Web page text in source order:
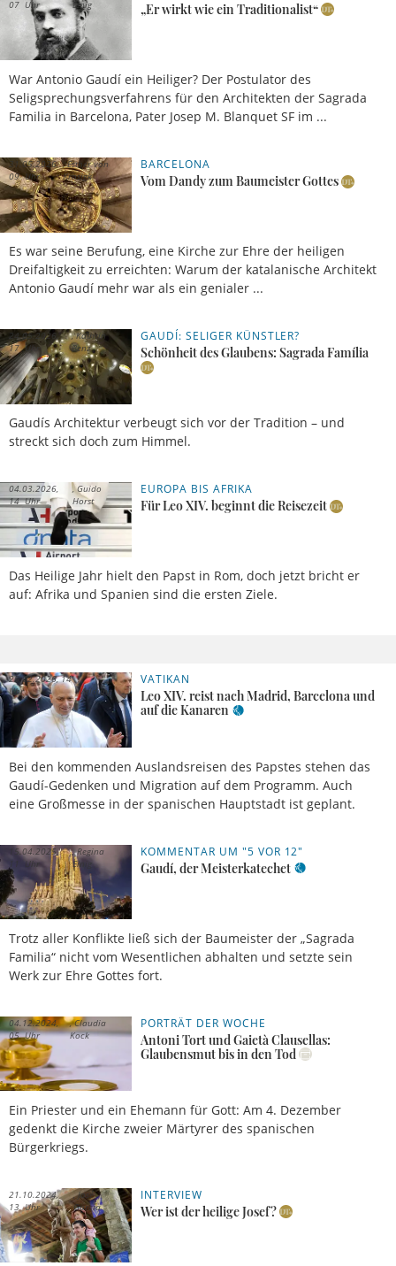
„Er wirkt wie ein Traditionalist“
War Antonio Gaudí ein Heiliger? Der Postulator des
Seligsprechungsverfahrens für den Architekten der Sagrada
Familia in Barcelona, Pater Josep M. Blanquet SF im ...
07 Uhr Einig
BARCELONA
Vom Dandy zum Baumeister Gottes
Es war seine Berufung, eine Kirche zur Ehre der heiligen
Dreifaltigkeit zu erreichten: Warum der katalanische Architekt
Antonio Gaudí mehr war als ein genialer ...
31.05.2026,
09 Uhr
Esther von
Krosigk
GAUDÍ: SELIGER KÜNSTLER?
Schönheit des Glaubens: Sagrada Família
Gaudís Architektur verbeugt sich vor der Tradition – und
streckt sich doch zum Himmel.
24.05.2026,
17 Uhr
Kathrin
Benz
EUROPA BIS AFRIKA
Für Leo XIV. beginnt die Reisezeit
Das Heilige Jahr hielt den Papst in Rom, doch jetzt bricht er
auf: Afrika und Spanien sind die ersten Ziele.
04.03.2026,
14 Uhr
Guido
Horst
VATIKAN
Leo XIV. reist nach Madrid, Barcelona und
auf die Kanaren
Bei den kommenden Auslandsreisen des Papstes stehen das
Gaudí-Gedenken und Migration auf dem Programm. Auch
eine Großmesse in der spanischen Hauptstadt ist geplant.
25.02.2026, 14
Uhr
Meldung
KOMMENTAR UM "5 VOR 12"
Gaudí, der Meisterkatechet
Trotz aller Konflikte ließ sich der Baumeister der „Sagrada
Familia“ nicht vom Wesentlichen abhalten und setzte sein
Werk zur Ehre Gottes fort.
15.04.2025,
11 Uhr
Regina
Einig
PORTRÄT DER WOCHE
Antoni Tort und Gaietà Clausellas:
Glaubensmut bis in den Tod
Ein Priester und ein Ehemann für Gott: Am 4. Dezember
gedenkt die Kirche zweier Märtyrer des spanischen
Bürgerkriegs.
04.12.2024,
05 Uhr
Claudia
Kock
INTERVIEW
Wer ist der heilige Josef?
21.10.2024,
13 Uhr
José
García